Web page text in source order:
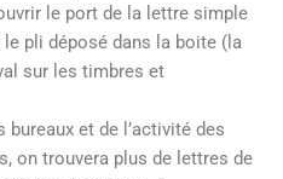
le port de la lettre simple
pli déposé dans la boite (la
sur les timbres et
bureaux et de l’activité des
on trouvera plus de lettres de